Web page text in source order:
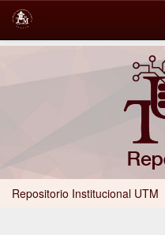
Repositorio Institucional UTM